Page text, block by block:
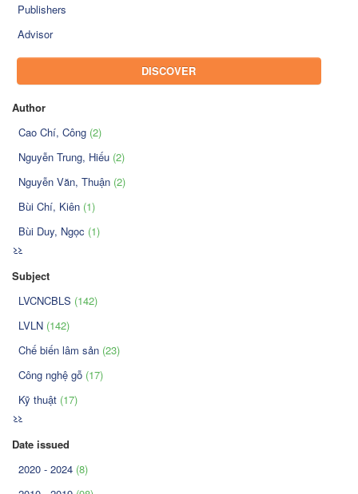
Publishers
Advisor
DISCOVER
Author
Cao Chí, Công (2)
Nguyễn Trung, Hiếu (2)
Nguyễn Văn, Thuận (2)
Bùi Chí, Kiên (1)
Bùi Duy, Ngọc (1)
>>
Subject
LVCNCBLS (142)
LVLN (142)
Chế biến lâm sản (23)
Công nghệ gỗ (17)
Kỹ thuật (17)
>>
Date issued
2020 - 2024 (8)